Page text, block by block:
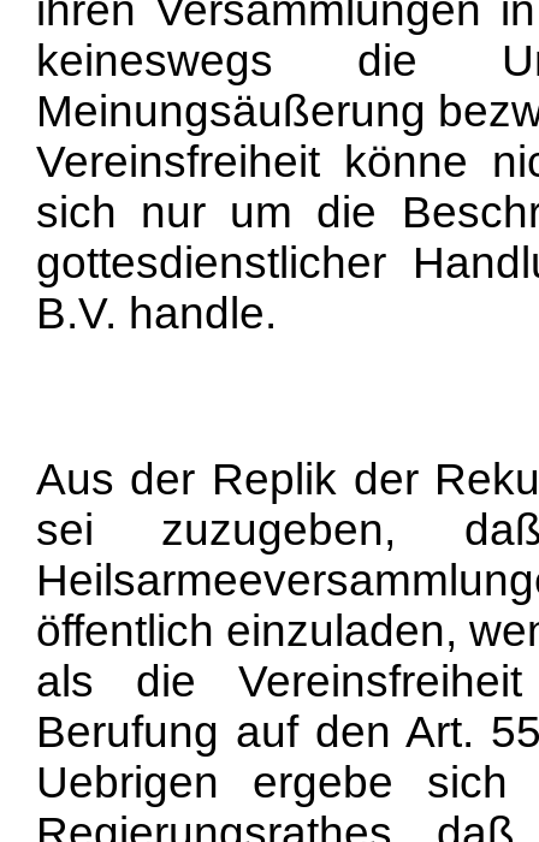
ihren Versammlungen
keineswegs die
Meinungsäußerung
Vereinsfreiheit könne
sich nur um die
gottesdienstlicher
B.V. handle.
Aus der Replik der
sei zuzugeben,
öffentlich einzuladen,
als die
Berufung auf den Art.
Uebrigen ergebe